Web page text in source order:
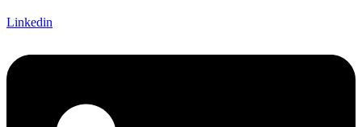
Linkedin